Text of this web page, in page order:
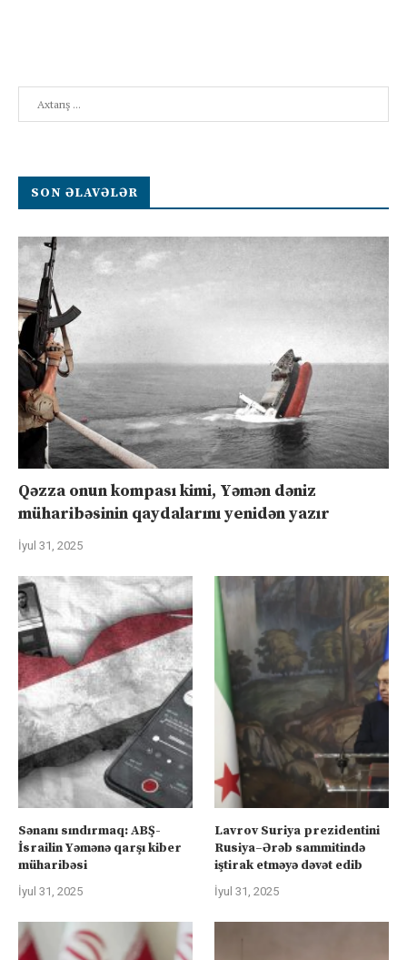
SON ƏLAVƏLƏR
Qəzza onun kompası kimi, Yəmən dəniz
müharibəsinin qaydalarını yenidən yazır
İyul 31, 2025
Sənanı sındırmaq: ABŞ-
İsrailin Yəmənə qarşı kiber
müharibəsi
İyul 31, 2025
Lavrov Suriya prezidentini
Rusiya–Ərəb sammitində
iştirak etməyə dəvət edib
İyul 31, 2025